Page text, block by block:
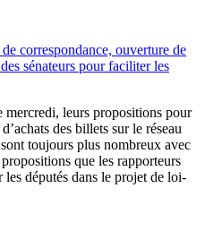
correspondance, ouverture de
sénateurs pour faciliter les
mercredi, leurs propositions pour
des billets sur le réseau
toujours plus nombreux avec
que les rapporteurs
députés dans le projet de loi-